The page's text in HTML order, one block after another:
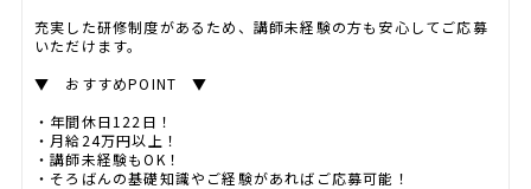
充実した研修制度があるため、講師未経験の方も安心してご応募
いただけます。
▼ おすすめPOINT ▼
・年間休日122日！
・月給24万円以上！
・講師未経験もOK！
・そろばんの基礎知識やご経験があればご応募可能！